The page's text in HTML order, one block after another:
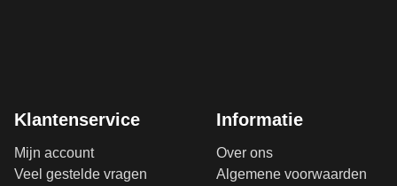
Klantenservice
Mijn account
Veel gestelde vragen
Informatie
Over ons
Algemene voorwaarden